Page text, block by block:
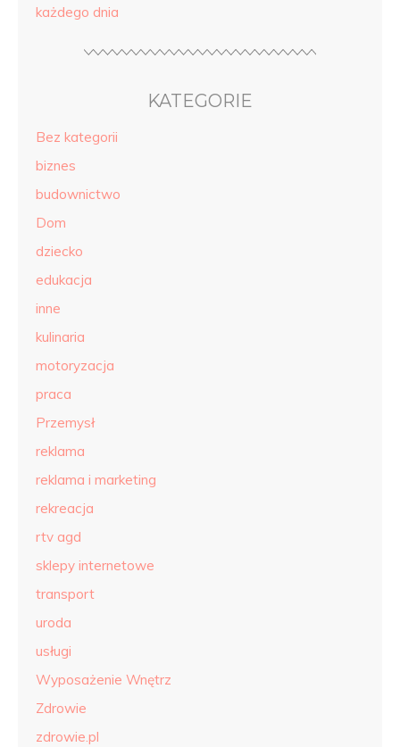
każdego dnia
KATEGORIE
Bez kategorii
biznes
budownictwo
Dom
dziecko
edukacja
inne
kulinaria
motoryzacja
praca
Przemysł
reklama
reklama i marketing
rekreacja
rtv agd
sklepy internetowe
transport
uroda
usługi
Wyposażenie Wnętrz
Zdrowie
zdrowie.pl